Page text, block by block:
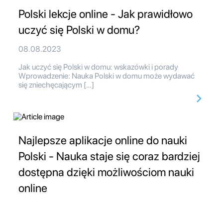
Polski lekcje online - Jak prawidłowo
uczyć się Polski w domu?
08.08.2023
Jak uczyć się Polski w domu: wskazówki i porady
Wprowadzenie: Nauka Polski w domu może wydawać
się zniechęcającym […]
Najlepsze aplikacje online do nauki
Polski - Nauka staje się coraz bardziej
dostępna dzięki możliwościom nauki
online